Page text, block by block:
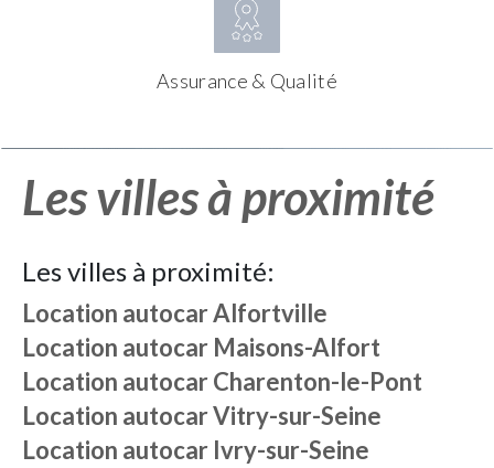
Assurance & Qualité
Les villes à proximité
Les villes à proximité:
Location autocarAlfortville
Location autocar Maisons-Alfort
Location autocarCharenton-le-Pont
Location autocarVitry-sur-Seine
Location autocar Ivry-sur-Seine